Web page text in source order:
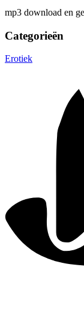
mp3 download en
Categorieën
Erotiek